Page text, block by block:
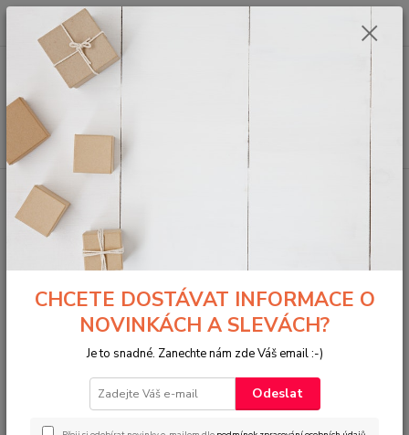
Menu
Hledat
0,00 Kč
Úvod DEREK PRINCE - karty vyhlašování
Kv - Duch svatý mě vede
CHCETE DOSTÁVAT INFORMACE O
NOVINKÁCH A SLEVÁCH?
Je to snadné. Zanechte nám zde Váš email :-)
Odeslat